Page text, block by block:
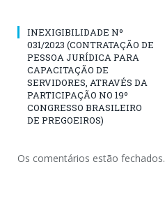
INEXIGIBILIDADE Nº
031/2023 (CONTRATAÇÃO DE
PESSOA JURÍDICA PARA
CAPACITAÇÃO DE
SERVIDORES, ATRAVÉS DA
PARTICIPAÇÃO NO 19º
CONGRESSO BRASILEIRO
DE PREGOEIROS)
Os comentários estão fechados.